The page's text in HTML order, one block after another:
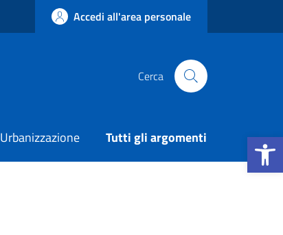
Apri la
Accedi all'area personale
Cerca
Urbanizzazione Tutti gli argomenti